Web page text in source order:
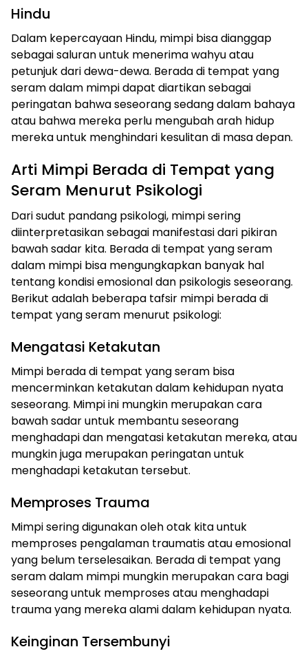
Hindu
Dalam kepercayaan Hindu, mimpi bisa dianggap
sebagai saluran untuk menerima wahyu atau
petunjuk dari dewa-dewa. Berada di tempat yang
seram dalam mimpi dapat diartikan sebagai
peringatan bahwa seseorang sedang dalam bahaya
atau bahwa mereka perlu mengubah arah hidup
mereka untuk menghindari kesulitan di masa depan.
Arti Mimpi Berada di Tempat yang
Seram Menurut Psikologi
Dari sudut pandang psikologi, mimpi sering
diinterpretasikan sebagai manifestasi dari pikiran
bawah sadar kita. Berada di tempat yang seram
dalam mimpi bisa mengungkapkan banyak hal
tentang kondisi emosional dan psikologis seseorang.
Berikut adalah beberapa tafsir mimpi berada di
tempat yang seram menurut psikologi:
Mengatasi Ketakutan
Mimpi berada di tempat yang seram bisa
mencerminkan ketakutan dalam kehidupan nyata
seseorang. Mimpi ini mungkin merupakan cara
bawah sadar untuk membantu seseorang
menghadapi dan mengatasi ketakutan mereka, atau
mungkin juga merupakan peringatan untuk
menghadapi ketakutan tersebut.
Memproses Trauma
Mimpi sering digunakan oleh otak kita untuk
memproses pengalaman traumatis atau emosional
yang belum terselesaikan. Berada di tempat yang
seram dalam mimpi mungkin merupakan cara bagi
seseorang untuk memproses atau menghadapi
trauma yang mereka alami dalam kehidupan nyata.
Keinginan Tersembunyi